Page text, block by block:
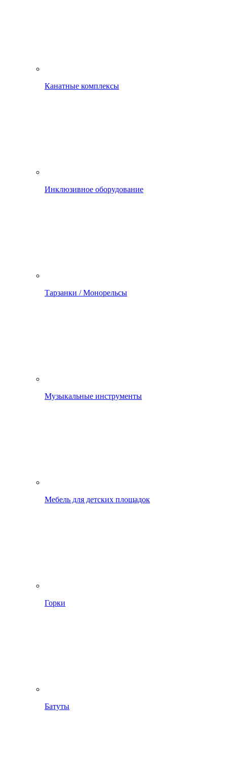
Канатные комплексы
Инклюзивное оборудование
Тарзанки / Монорельсы
Музыкальные инструменты
Мебель для детских площадок
Горки
Батуты